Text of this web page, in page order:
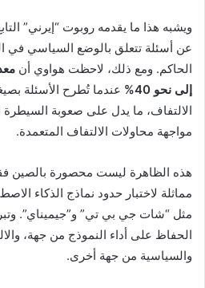
ويشبه هذا ما يقدمه روبوت “إيرني”
عن أسئلة تتعلق بالوضع السياسي في
الحاكم. ومع ذلك، لاحظت هواوي أن
إلى نحو 40%
عندما تُطرح الأسئلة
الالتفاف، ما يدل على صعوبة السيطرة
مواجهة محاولات الالتفاف المتعمدة.
هذه الظاهرة ليست محصورة بالصين
مماثلة لاختبار حدود نماذج الذكاء
مثل “شات جي بي تي” و”جيميناي”.
الحفاظ على أداء النموذج من جهة،
والسياسية من جهة أخرى.